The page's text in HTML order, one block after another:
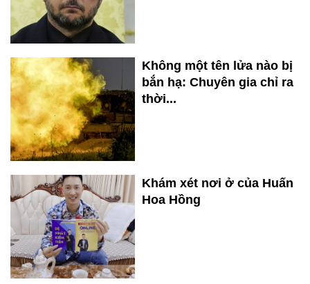
Không một tên lửa nào bị
bắn hạ: Chuyên gia chỉ ra
thời...
Khám xét nơi ở của Huấn
Hoa Hồng